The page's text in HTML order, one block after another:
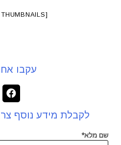
[SHOW THUMBNAILS]
עקבו
לקבלת מידע נוסף
שם מלא*